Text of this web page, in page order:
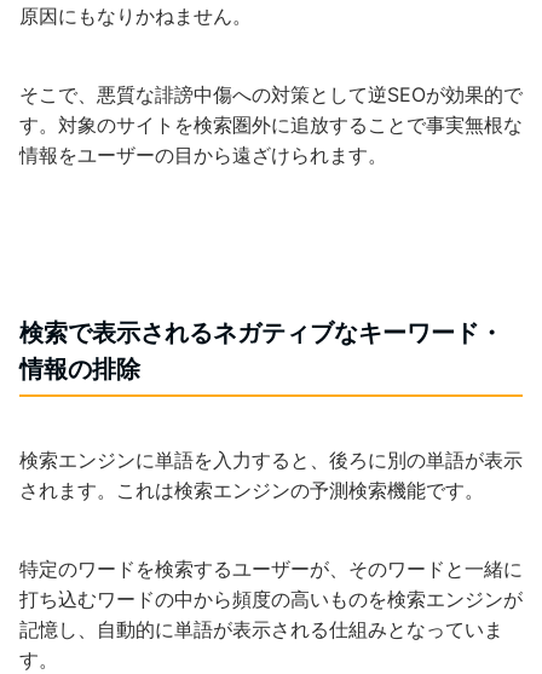
原因にもなりかねません。
そこで、悪質な誹謗中傷への対策として逆SEOが効果的で
す。対象のサイトを検索圏外に追放することで事実無根な
情報をユーザーの目から遠ざけられます。
検索で表示されるネガティブなキーワード・
情報の排除
検索エンジンに単語を入力すると、後ろに別の単語が表示
されます。これは検索エンジンの予測検索機能です。
特定のワードを検索するユーザーが、そのワードと一緒に
打ち込むワードの中から頻度の高いものを検索エンジンが
記憶し、自動的に単語が表示される仕組みとなっていま
す。